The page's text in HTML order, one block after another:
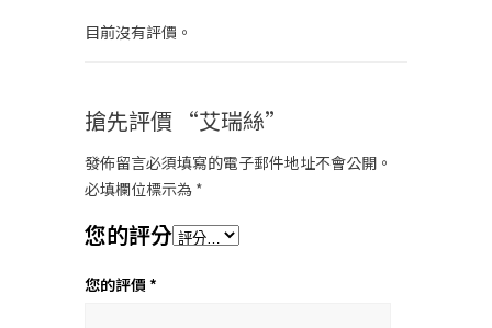
目前沒有評價。
搶先評價 “艾瑞絲”
發佈留言必須填寫的電子郵件地址不會公開。
必填欄位標示為 *
您的評分
您的評價 *